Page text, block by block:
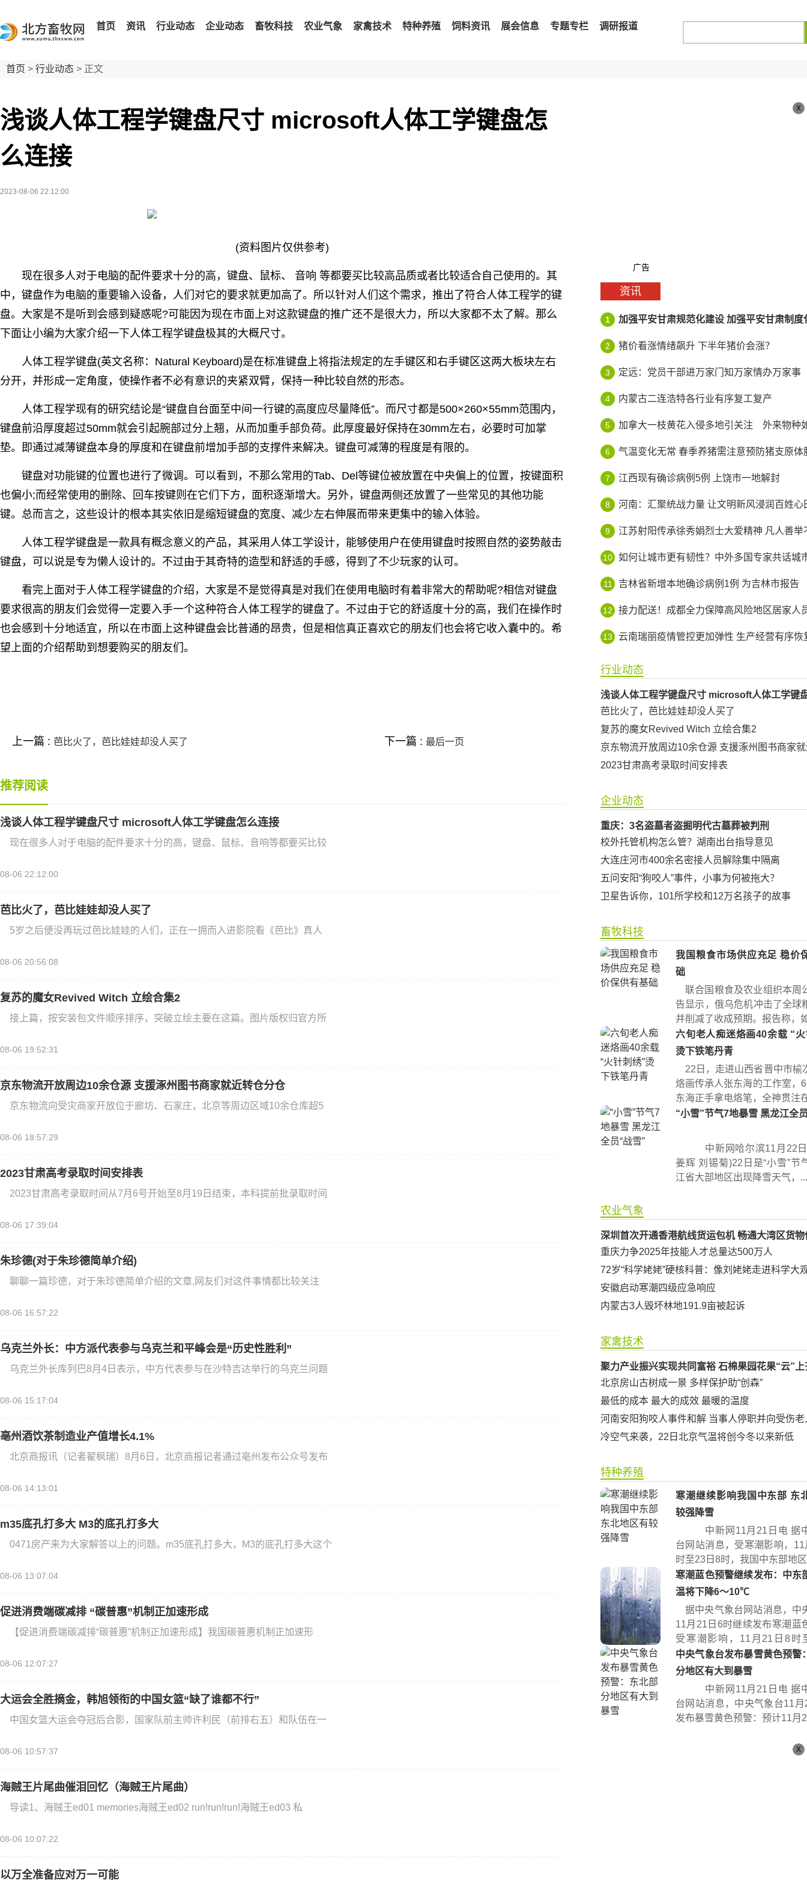
首页 资讯 行业动态 企业动态 畜牧科技 农业气象 家禽技术 特种养殖 饲料资讯 展会信息 专题专栏 调研报道
首页 > 行业动态 > 正文
浅谈人体工程学键盘尺寸 microsoft人体工学键盘怎
么连接
2023-08-06 22:12:00
(资料图片仅供参考)
现在很多人对于电脑的配件要求十分的高，键盘、鼠标、 音响 等都要买比较高品质或者比较适合自己使用的。其
中，键盘作为电脑的重要输入设备，人们对它的要求就更加高了。所以针对人们这个需求，推出了符合人体工程学的键
盘。大家是不是听到会感到疑惑呢?可能因为现在市面上对这款键盘的推广还不是很大力，所以大家都不太了解。那么
下面让小编为大家介绍一下人体工程学键盘极其的大概尺寸。
人体工程学键盘(英文名称：Natural Keyboard)是在标准键盘上将指法规定的左手键区和右手键区这两大板块左右
分开，并形成一定角度，使操作者不必有意识的夹紧双臂，保持一种比较自然的形态。
人体工程学现有的研究结论是“键盘自台面至中间一行键的高度应尽量降低”。而尺寸都是500×260×55mm范围内，
键盘前沿厚度超过50mm就会引起腕部过分上翘，从而加重手部负荷。此厚度最好保持在30mm左右，必要时可加掌
垫。即通过减薄键盘本身的厚度和在键盘前增加手部的支撑件来解决。键盘可减薄的程度是有限的。
键盘对功能键的位置也进行了微调。可以看到，不那么常用的Tab、Del等键位被放置在中央偏上的位置，按键面积
也偏小;而经常使用的删除、回车按键则在它们下方，面积逐渐增大。另外，键盘两侧还放置了一些常见的其他功能
键。总而言之，这些设计的根本其实依旧是缩短键盘的宽度、减少左右伸展而带来更集中的输入体验。
人体工程学键盘是一款具有概念意义的产品，其采用人体工学设计，能够使用户在使用键盘时按照自然的姿势敲击
键盘，可以说是专为懒人设计的。不过由于其奇特的造型和舒适的手感，得到了不少玩家的认可。
看完上面对于人体工程学键盘的介绍，大家是不是觉得真是对我们在使用电脑时有着非常大的帮助呢?相信对键盘
要求很高的朋友们会觉得一定要入手一个这种符合人体工程学的键盘了。不过由于它的舒适度十分的高，我们在操作时
也会感到十分地适宜，所以在市面上这种键盘会比普通的昂贵，但是相信真正喜欢它的朋友们也会将它收入囊中的。希
望上面的介绍帮助到想要购买的朋友们。
上一篇 : 芭比火了，芭比娃娃却没人买了 下一篇 : 最后一页
推荐阅读
浅谈人体工程学键盘尺寸 microsoft人体工学键盘怎么连接
现在很多人对于电脑的配件要求十分的高，键盘、鼠标、音响等都要买比较
08-06 22:12:00
芭比火了，芭比娃娃却没人买了
5岁之后便没再玩过芭比娃娃的人们，正在一拥而入进影院看《芭比》真人
08-06 20:56:08
复苏的魔女Revived Witch 立绘合集2
接上篇，按安装包文件顺序排序，突破立绘主要在这篇。图片版权归官方所
08-06 19:52:31
京东物流开放周边10余仓源 支援涿州图书商家就近转仓分仓
京东物流向受灾商家开放位于廊坊、石家庄，北京等周边区域10余仓库超5
08-06 18:57:29
2023甘肃高考录取时间安排表
2023甘肃高考录取时间从7月6号开始至8月19日结束，本科提前批录取时间
08-06 17:39:04
朱珍德(对于朱珍德简单介绍)
聊聊一篇珍德，对于朱珍德简单介绍的文章,网友们对这件事情都比较关注
08-06 16:57:22
乌克兰外长：中方派代表参与乌克兰和平峰会是“历史性胜利”
乌克兰外长库列巴8月4日表示，中方代表参与在沙特吉达举行的乌克兰问题
08-06 15:17:04
亳州酒饮茶制造业产值增长4.1%
北京商报讯（记者翟枫瑞）8月6日，北京商报记者通过亳州发布公众号发布
08-06 14:13:01
m35底孔打多大 M3的底孔打多大
0471房产来为大家解答以上的问题。m35底孔打多大，M3的底孔打多大这个
08-06 13:07:04
促进消费端碳减排 “碳普惠”机制正加速形成
【促进消费端碳减排“碳普惠”机制正加速形成】我国碳普惠机制正加速形
08-06 12:07:27
大运会全胜摘金，韩旭领衔的中国女篮“缺了谁都不行”
中国女篮大运会夺冠后合影，国家队前主帅许利民（前排右五）和队伍在一
08-06 10:57:37
海贼王片尾曲催泪回忆（海贼王片尾曲）
导读1、海贼王ed01 memories海贼王ed02 run!run!run!海贼王ed03 私
08-06 10:07:22
以万全准备应对万一可能
X
广告
资讯
1 加强平安甘肃规范化建设 加强平安甘肃制度
2 猪价看涨情绪飙升 下半年猪价会涨？
3 定远：党员干部进万家门知万家情办万家事
4 内蒙古二连浩特各行业有序复工复产
5 加拿大一枝黄花入侵多地引关注 外来物种如何
6 气温变化无常 春季养猪需注意预防猪支原体
7 江西现有确诊病例5例 上饶市一地解封
8 河南：汇聚统战力量 让文明新风浸润百姓心
9 江苏射阳传承徐秀娟烈士大爱精神 凡人善举不
10 如何让城市更有韧性？中外多国专家共话城市智
11 吉林省新增本地确诊病例1例 为吉林市报告
12 接力配送！成都全力保障高风险地区居家人员生活
13 云南瑞丽疫情管控更加弹性 生产经营有序恢
行业动态
芭比火了，芭比娃娃却没人买了
复苏的魔女Revived Witch 立绘合集2
2023甘肃高考录取时间安排表
企业动态
重庆：3名盗墓者盗掘明代古墓葬被判刑
校外托管机构怎么管？湖南出台指导意见
大连庄河市400余名密接人员解除集中隔离
五问安阳“狗咬人”事件，小事为何被拖大？
卫星告诉你，101所学校和12万名孩子的故事
畜牧科技
我国粮食市场供应充足 稳价
础
联合国粮食及农业组织本周
告显示，俄乌危机冲击了全球
并削减了收成预期。报告称，
六旬老人痴迷烙画40余载 “火针刺绣”
烫下铁笔丹青
22日，走进山西省晋中市榆
烙画传承人张东海的工作室，
东海正手拿电烙笔，全神贯注
“小雪”节气7地暴雪 黑龙江全
中新网哈尔滨11月22日
姜辉 刘锡菊)22日是“小雪”节
江省大部地区出现降雪天气，...
农业气象
深圳首次开通香港航线货运包机 畅通大湾区货物
重庆力争2025年技能人才总量达500万人
72岁“科学姥姥”硬核科普：像刘姥姥走进科学大
安徽启动寒潮四级应急响应
内蒙古3人毁坏林地191.9亩被起诉
家禽技术
聚力产业振兴实现共同富裕 石棉果园花果“云”上
北京房山古树成一景 多样保护助“创森”
最低的成本 最大的成效 最暖的温度
河南安阳狗咬人事件和解 当事人停职并向受伤老
冷空气来袭，22日北京气温将创今冬以来新低
特种养殖
寒潮继续影响我国中东部 东
较强降雪
中新网11月21日电 据
台网站消息，受寒潮影响，
时至23日8时，我国中东部地
寒潮蓝色预警继续发布：中东
温将下降6～10℃
据中央气象台网站消息，中
11月21日6时继续发布寒潮蓝
受寒潮影响，11月21日8时
时...
中央气象台发布暴雪黄色预警
分地区有大到暴雪
中新网11月21日电 据
台网站消息，中央气象台11
发布暴雪黄色预警：预计11月
X